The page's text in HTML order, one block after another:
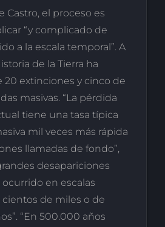
Castro, el proceso es
“y complicado de
a la escala temporal”. A
de la Tierra ha
20 extinciones y cinco de
masivas. “La pérdida
tiene una tasa típica
mil veces más rápida
llamadas de fondo”,
desapariciones
en escalas
de miles o de
“En 500.000 años